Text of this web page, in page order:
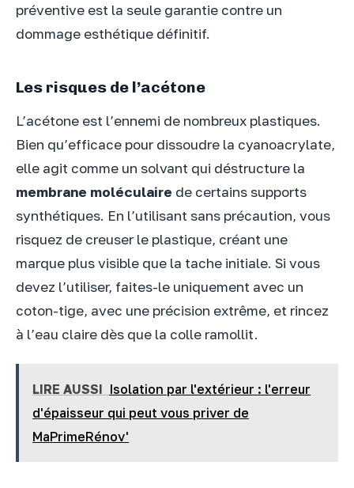
préventive est la seule garantie contre un
dommage esthétique définitif.
Les risques de l’acétone
L’acétone est l’ennemi de nombreux plastiques.
Bien qu’efficace pour dissoudre la cyanoacrylate,
elle agit comme un solvant qui déstructure la
membrane moléculaire de certains supports
synthétiques. En l’utilisant sans précaution, vous
risquez de creuser le plastique, créant une
marque plus visible que la tache initiale. Si vous
devez l’utiliser, faites-le uniquement avec un
coton-tige, avec une précision extrême, et rincez
à l’eau claire dès que la colle ramollit.
LIRE AUSSI Isolation par l'extérieur : l'erreur
d'épaisseur qui peut vous priver de
MaPrimeRénov'